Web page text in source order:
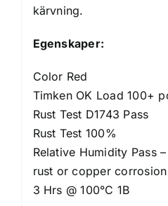
kärvning.
Egenskaper:
Color Red
Timken OK Load 100+
Rust Test D1743 Pass
Rust Test 100%
Relative Humidity Pass
rust or copper corrosion
3 Hrs @ 100°C 1B